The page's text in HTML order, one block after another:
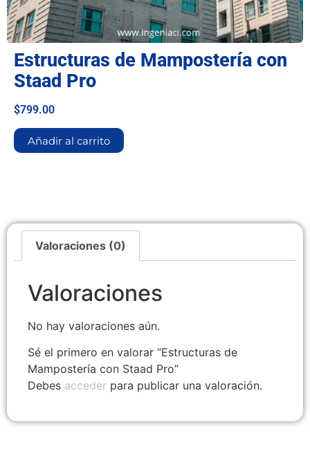
Estructuras de Mampostería con
Staad Pro
$799.00
Añadir al carrito
Valoraciones (0)
Valoraciones
No hay valoraciones aún.
Sé el primero en valorar “Estructuras de
Mampostería con Staad Pro”
Debes acceder para publicar una valoración.